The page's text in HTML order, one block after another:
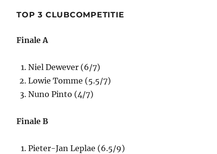
TOP 3 CLUBCOMPETITIE
Finale A
Niel Dewever (6/7)
Lowie Tomme (5.5/7)
Nuno Pinto (4/7)
Finale B
Pieter-Jan Leplae (6.5/9)